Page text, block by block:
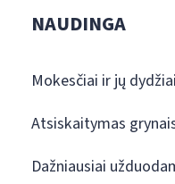
NAUDINGA
Mokesčiai ir jų dydžiai
Atsiskaitymas
Dažniausiai